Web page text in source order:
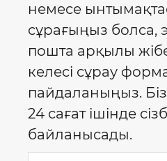
немесе
сұрағыңыз болса,
пошта арқылы
келесі сұрау
пайдаланыңыз.
24 сағат ішінде
байланысады.